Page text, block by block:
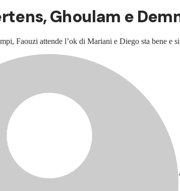
Ghoulam e
Faouzi attende l’ok di Mariani e Diego sta bene e